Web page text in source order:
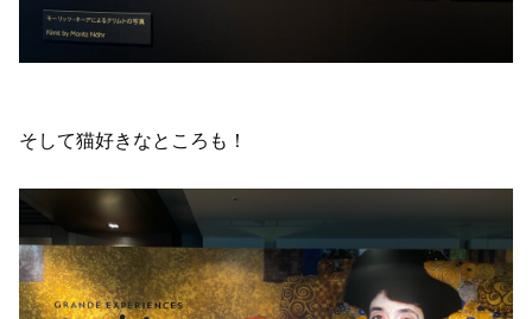
そして猫好きなところも！